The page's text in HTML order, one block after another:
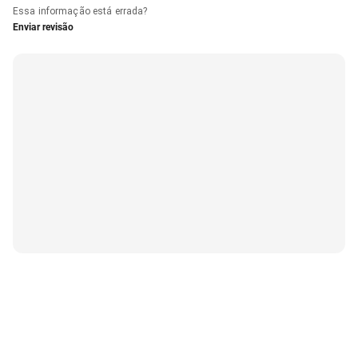
Essa informação está errada?
Enviar revisão